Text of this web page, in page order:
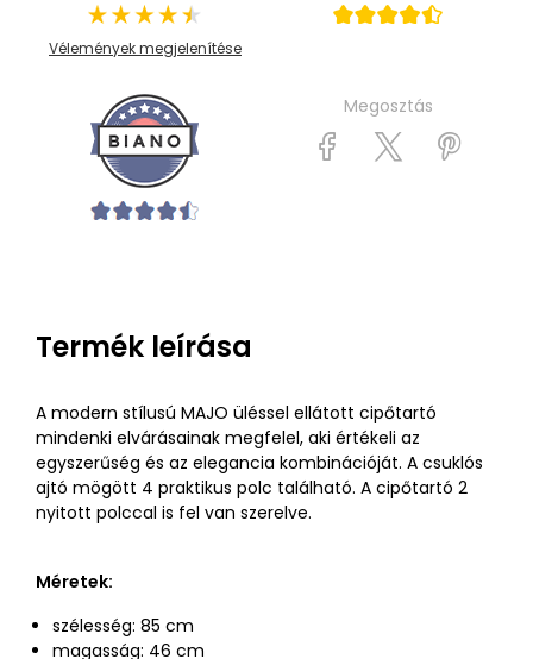
Vélemények megjelenítése
Megosztás
Termék leírása
A modern stílusú MAJO üléssel ellátott cipőtartó
mindenki elvárásainak megfelel, aki értékeli az
egyszerűség és az elegancia kombinációját. A csuklós
ajtó mögött 4 praktikus polc található. A cipőtartó 2
nyitott polccal is fel van szerelve.
Méretek:
szélesség: 85 cm
magasság: 46 cm